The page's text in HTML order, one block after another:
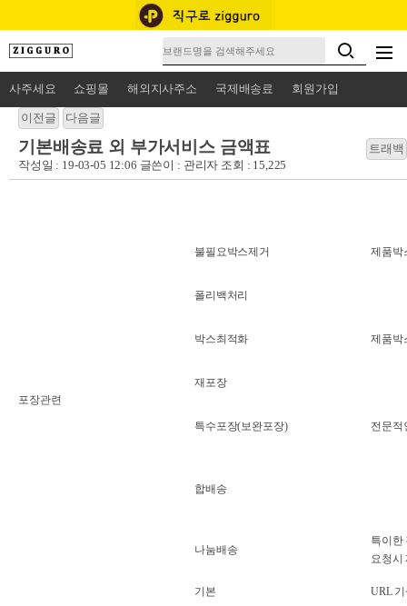
사주세요 쇼핑몰 해외지사주소 국제배송료 회원가입
기본배송료 외 부가서비스 금액표
작성일 : 19-03-05 12:06 글쓴이 : 관리자 조회 : 15,225
포장관련
불필요박스제거 제품박
폴리백처리
박스최적화 제품박
재포장
특수포장(보완포장) 전문적
합배송
나눔배송
특이한
요청시
기본 URL